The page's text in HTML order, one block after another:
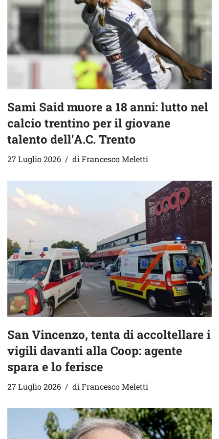
Sami Said muore a 18 anni: lutto nel
calcio trentino per il giovane
talento dell’A.C. Trento
27 Luglio 2026 diFrancesco Meletti
San Vincenzo, tenta di accoltellare i
vigili davanti alla Coop: agente
spara e lo ferisce
27 Luglio 2026 di Francesco Meletti